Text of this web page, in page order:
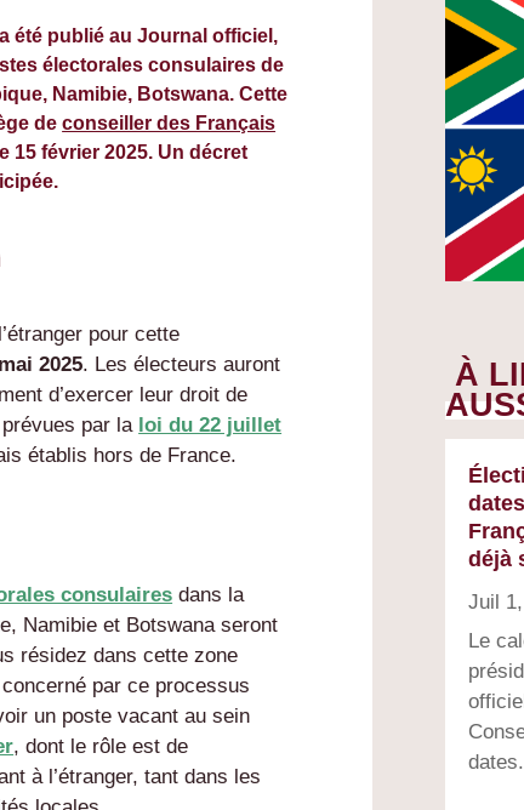
a été publié au Journal officiel,
électorales consulaires de
Namibie, Botswana. Cette
deconseiller des Français
15 février 2025. Un décret
pour cette
2025. Les électeurs auront
d’exercer leur droit de
par la loi du 22 juillet
établis hors de France.
consulaires dans la
Namibie et Botswana seront
résidez dans cette zone
par ce processus
un poste vacant au sein
, dont le rôle est de
à l’étranger, tant dans les
À
déjà
Juil
Le